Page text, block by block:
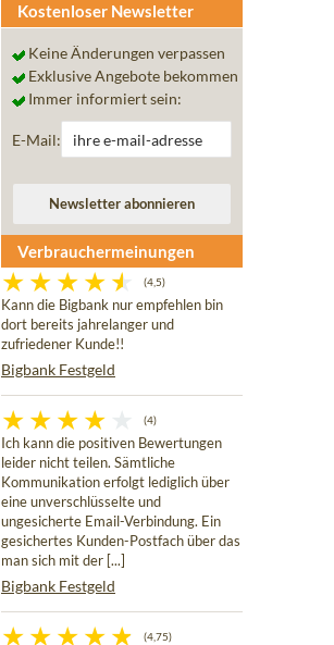
Kostenloser Newsletter
Keine Änderungen verpassen
Exklusive Angebote bekommen
Immer informiert sein:
E-Mail:
Verbrauchermeinungen
(4,5)
Kann die Bigbank nur empfehlen bin
dort bereits jahrelanger und
zufriedener Kunde!!
Bigbank Festgeld
(4)
Ich kann die positiven Bewertungen
leider nicht teilen. Sämtliche
Kommunikation erfolgt lediglich über
eine unverschlüsselte und
ungesicherte Email-Verbindung. Ein
gesichertes Kunden-Postfach über das
man sich mit der [...]
Bigbank Festgeld
(4,75)